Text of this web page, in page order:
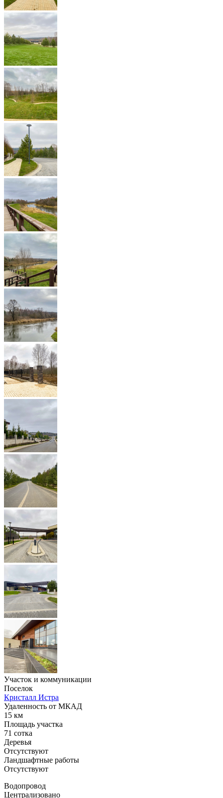
Участок и коммуникации
Поселок
Кристалл Истра
Удаленность от МКАД
15 км
Площадь участка
71 сотка
Деревья
Отсутствуют
Ландшафтные работы
Отсутствуют
Водопровод
Централизовано